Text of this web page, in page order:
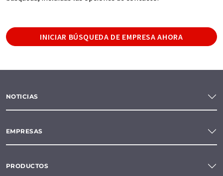
INICIAR BÚSQUEDA DE EMPRESA AHORA
NOTICIAS
EMPRESAS
PRODUCTOS